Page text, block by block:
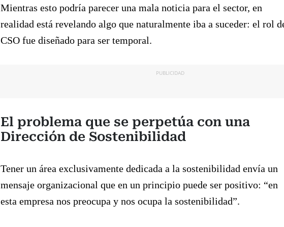
Mientras esto podría parecer una mala noticia para el sector, en
realidad está revelando algo que naturalmente iba a suceder: el rol
CSO fue diseñado para ser temporal.
PUBLICIDAD
El problema que se perpetúa con una
Dirección de Sostenibilidad
Tener un área exclusivamente dedicada a la sostenibilidad envía un
mensaje organizacional que en un principio puede ser positivo: “en
esta empresa nos preocupa y nos ocupa la sostenibilidad”.